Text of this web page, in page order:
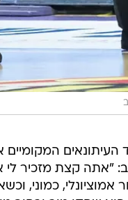
המקומיים
"אתה קצת מזכיר
כמוני,